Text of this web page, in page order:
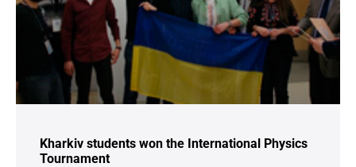
Kharkiv students won the International Physics
Tournament